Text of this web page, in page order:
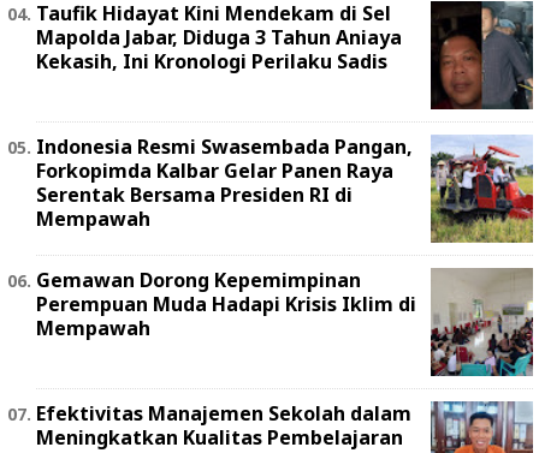
Taufik Hidayat Kini Mendekam di Sel
Mapolda Jabar, Diduga 3 Tahun Aniaya
Kekasih, Ini Kronologi Perilaku Sadis
Indonesia Resmi Swasembada Pangan,
Forkopimda Kalbar Gelar Panen Raya
Serentak Bersama Presiden RI di
Mempawah
Gemawan Dorong Kepemimpinan
Perempuan Muda Hadapi Krisis Iklim di
Mempawah
Efektivitas Manajemen Sekolah dalam
Meningkatkan Kualitas Pembelajaran